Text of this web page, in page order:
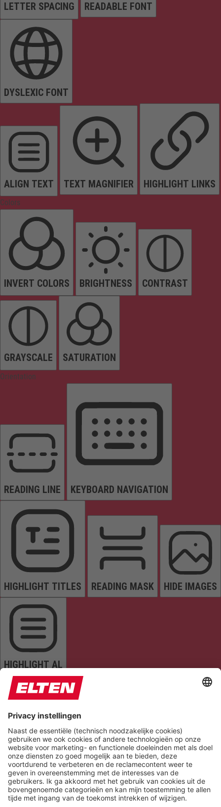
LETTER SPACING READABLE FONT
DYSLEXIC FONT
ALIGN TEXT TEXT MAGNIFIER HIGHLIGHT LINKS
Colors
INVERT COLORS BRIGHTNESS CONTRAST
GRAYSCALE SATURATION
Orientation
READING LINE KEYBOARD NAVIGATION
HIGHLIGHT TITLES READING MASK HIDE IMAGES
HIGHLIGHT AL
READ PAGE MUTE SOUNDS STOP ANIMATIONS
Reset Settings